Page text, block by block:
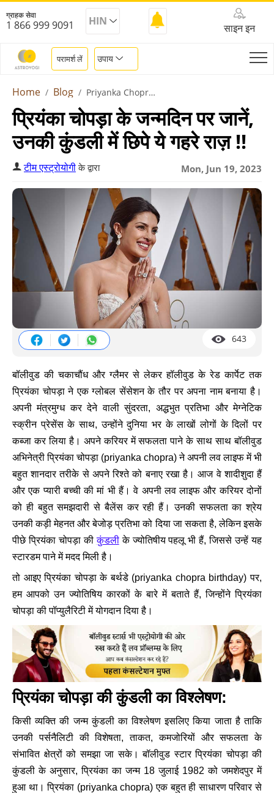
ग्राहक सेवा
1 866 999 9091 HIN
साइन इन
परामर्श लें उपाय
Home Blog Priyanka Chopra Birthday 2023
प्रियंका चोपड़ा के जन्मदिन पर जानें,
उनकी कुंडली में छिपे ये गहरे राज़ !!
Mon, Jun 19, 2023
टीम एस्ट्रोयोगीके द्वारा
643
बॉलीवुड की चकाचौंध और ग्लैमर से लेकर हॉलीवुड के रेड कार्पेट तक
प्रियंका चोपड़ा ने एक ग्लोबल सेंसेशन के तौर पर अपना नाम बनाया है।
अपनी मंत्रमुग्ध कर देने वाली सुंदरता, अद्धभुत प्रतिभा और मेग्नेटिक
स्क्रीन प्रेसेंस के साथ, उन्होंने दुनिया भर के लाखों लोगों के दिलों पर
कब्जा कर लिया है। अपने करियर में सफलता पाने के साथ साथ बॉलीवुड
अभिनेत्री प्रियंका चोपड़ा (priyanka chopra) ने अपनी लव लाइफ में भी
बहुत शानदार तरीके से अपने रिश्ते को बनाए रखा है। आज वे शादीशुदा हैं
और एक प्यारी बच्ची की मां भी हैं। वे अपनी लव लाइफ और करियर दोनों
को ही बहुत समझदारी से बैलेंस कर रही हैं। उनकी सफलता का श्रेय
उनकी कड़ी मेहनत और बेजोड़ प्रतिभा को दिया जा सकता है, लेकिन इसके
पीछे प्रियंका चोपड़ा कीकुंडलीके ज्योतिषीय पहलू भी हैं, जिससे उन्हें यह
स्टारडम पाने में मदद मिली है।
तो आइए प्रियंका चोपड़ा के बर्थडे (priyanka chopra birthday) पर,
हम आपको उन ज्योतिषिय कारकों के बारे में बताते हैं, जिन्होंने प्रियंका
चोपड़ा की पॉप्युलैरिटी में योगदान दिया है।
प्रियंका चोपड़ा की कुंडली का विश्लेषण:
किसी व्यक्ति की जन्म कुंडली का विश्लेषण इसलिए किया जाता है ताकि
उनकी पर्सनैलिटी की विशेषता, ताकत, कमजोरियों और सफलता के
संभावित क्षेत्रों को समझा जा सके। बॉलीवुड स्टार प्रियंका चोपड़ा की
कुंडली के अनुसार, प्रियंका का जन्म 18 जुलाई 1982 को जमशेदपुर में
हुआ था। प्रियंका (priyanka chopra) एक बहुत ही साधारण परिवार से